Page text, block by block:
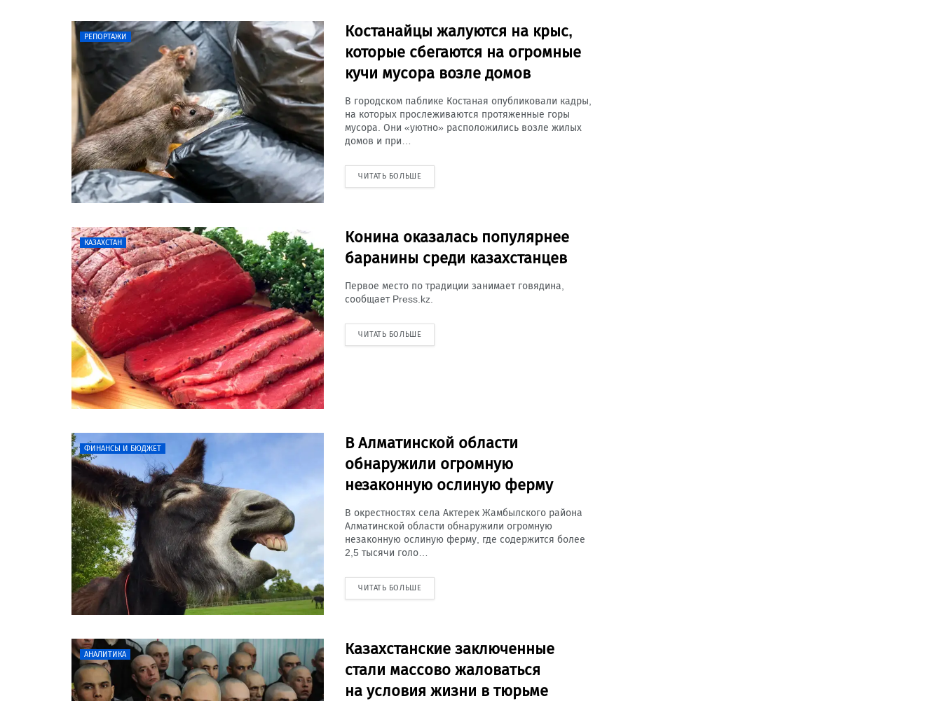
РЕПОРТАЖИ
Костанайцы жалуются на крыс,
которые сбегаются на огромные
кучи мусора возле домов
В городском паблике Костаная опубликовали кадры,
на которых прослеживаются протяженные горы
мусора. Они «уютно» расположились возле жилых
домов и при…
ЧИТАТЬ БОЛЬШЕ
КАЗАХСТАН
Конина оказалась популярнее
баранины среди казахстанцев
Первое место по традиции занимает говядина,
сообщает Press.kz.
ЧИТАТЬ БОЛЬШЕ
ФИНАНСЫ И БЮДЖЕТ
В Алматинской области
обнаружили огромную
незаконную ослиную ферму
В окрестностях села Актерек Жамбылского района
Алматинской области обнаружили огромную
незаконную ослиную ферму, где содержится более
2,5 тысячи голо…
ЧИТАТЬ БОЛЬШЕ
АНАЛИТИКА
Казахстанские заключенные
стали массово жаловаться
на условия жизни в тюрьме